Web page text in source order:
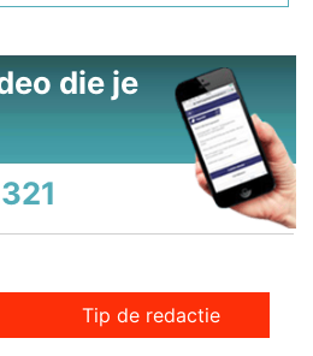
die je
Tip de redactie